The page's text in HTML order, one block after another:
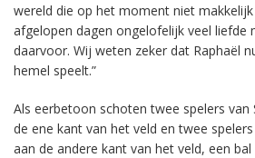
wereld die op het moment niet
afgelopen dagen ongelofelijk veel liefde
daarvoor. Wij weten zeker dat Raphaël
hemel speelt.”
Als eerbetoon schoten twee spelers van
de ene kant van het veld en twee
aan de andere kant van het veld, een